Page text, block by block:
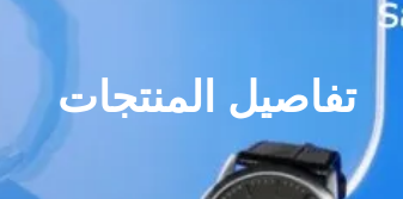
تفاصيل المنتجات